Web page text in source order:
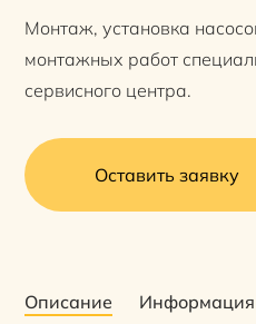
Монтаж, установка
монтажных работ
сервисного центра.
Оставить заявку
Описание Информация